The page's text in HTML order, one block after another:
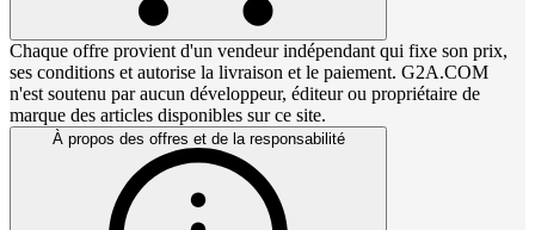
Chaque offre provient d'un vendeur indépendant qui fixe son prix,
ses conditions et autorise la livraison et le paiement. G2A.COM
n'est soutenu par aucun développeur, éditeur ou propriétaire de
marque des articles disponibles sur ce site.
À propos des offres et de la responsabilité